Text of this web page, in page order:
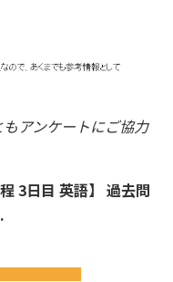
アンケートにご協力
3日目 英語】 過去問